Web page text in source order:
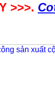
>>>.